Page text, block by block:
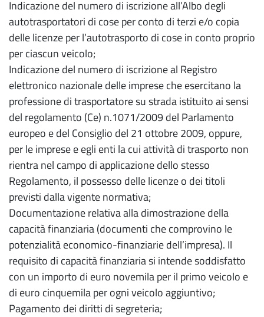
Indicazione del numero di iscrizione all’Albo degli
autotrasportatori di cose per conto di terzi e/o copia
delle licenze per l’autotrasporto di cose in conto proprio
per ciascun veicolo;
Indicazione del numero di iscrizione al Registro
elettronico nazionale delle imprese che esercitano la
professione di trasportatore su strada istituito ai sensi
del regolamento (Ce) n.1071/2009 del Parlamento
europeo e del Consiglio del 21 ottobre 2009, oppure,
per le imprese e egli enti la cui attività di trasporto non
rientra nel campo di applicazione dello stesso
Regolamento, il possesso delle licenze o dei titoli
previsti dalla vigente normativa;
Documentazione relativa alla dimostrazione della
capacità finanziaria (documenti che comprovino le
potenzialità economico-finanziarie dell’impresa). Il
requisito di capacità finanziaria si intende soddisfatto
con un importo di euro novemila per il primo veicolo e
di euro cinquemila per ogni veicolo aggiuntivo;
Pagamento dei diritti di segreteria;